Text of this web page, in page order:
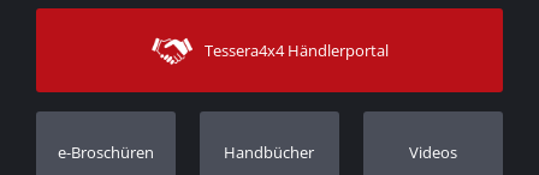
Sitemap
Versandarten
Kontakt
Kundendienst
Bestellung verfolgen
Händler
Tessera4x4 Händlerportal
e-Broschüren Handbücher Videos